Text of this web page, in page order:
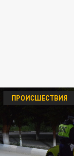
ПРОИСШЕСТВИЯ